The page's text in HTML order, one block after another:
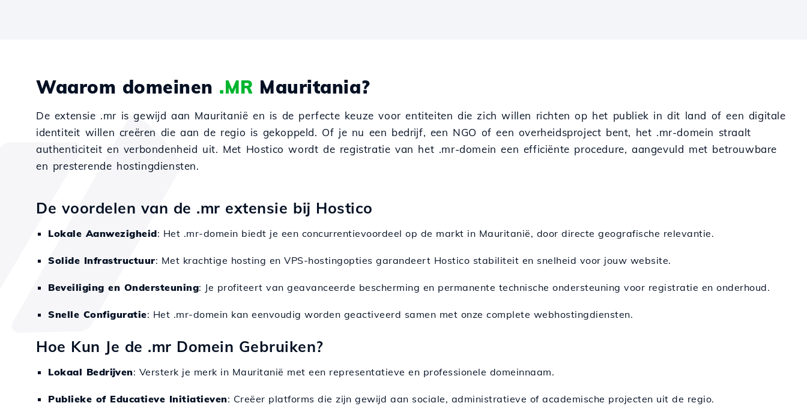
Waarom domeinen .MR Mauritania?
De extensie .mr is gewijd aan Mauritanië en is de perfecte keuze voor entiteiten die zich willen richten op het publiek in dit land of een digitale
identiteit willen creëren die aan de regio is gekoppeld. Of je nu een bedrijf, een NGO of een overheidsproject bent, het .mr-domein straalt
authenticiteit en verbondenheid uit. Met Hostico wordt de registratie van het .mr-domein een efficiënte procedure, aangevuld met betrouwbare
en presterende hostingdiensten.
De voordelen van de .mr extensie bij Hostico
Lokale Aanwezigheid: Het .mr-domein biedt je een concurrentievoordeel op de markt in Mauritanië, door directe geografische relevantie.
Solide Infrastructuur: Met krachtige hosting en VPS-hostingopties garandeert Hostico stabiliteit en snelheid voor jouw website.
Beveiliging en Ondersteuning: Je profiteert van geavanceerde bescherming en permanente technische ondersteuning voor registratie en onderhoud.
Snelle Configuratie: Het .mr-domein kan eenvoudig worden geactiveerd samen met onze complete webhostingdiensten.
Hoe Kun Je de .mr Domein Gebruiken?
Lokaal Bedrijven: Versterk je merk in Mauritanië met een representatieve en professionele domeinnaam.
Publieke of Educatieve Initiatieven: Creëer platforms die zijn gewijd aan sociale, administratieve of academische projecten uit de regio.